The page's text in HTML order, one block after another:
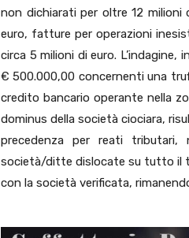
non dichiarati per oltre 12 milioni
euro, fatture per operazioni
circa 5 milioni di euro.
€ 500.000,00 concernenti una
credito bancario operante nella
dominus della società ciociara,
precedenza per reati
società/ditte dislocate su tutto il
con la società verificata,